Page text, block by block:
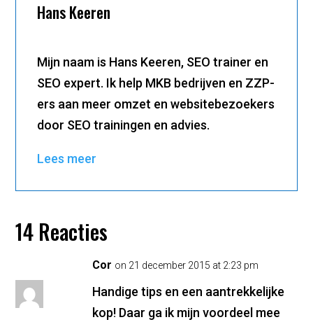
Hans Keeren
Mijn naam is Hans Keeren, SEO trainer en
SEO expert. Ik help MKB bedrijven en ZZP-
ers aan meer omzet en websitebezoekers
door SEO trainingen en advies.
Lees meer
14 Reacties
Cor on 21 december 2015 at 2:23 pm
Handige tips en een aantrekkelijke
kop! Daar ga ik mijn voordeel mee